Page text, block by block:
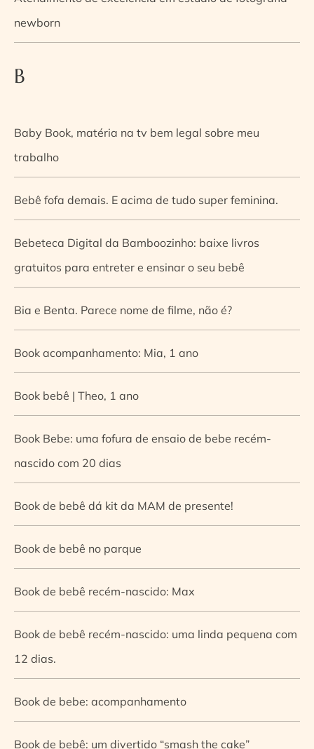
newborn
B
Baby Book, matéria na tv bem legal sobre meu
trabalho
Bebê fofa demais. E acima de tudo super feminina.
Bebeteca Digital da Bamboozinho: baixe livros
gratuitos para entreter e ensinar o seu bebê
Bia e Benta. Parece nome de filme, não é?
Book acompanhamento: Mia, 1 ano
Book bebê | Theo, 1 ano
Book Bebe: uma fofura de ensaio de bebe recém-
nascido com 20 dias
Book de bebê dá kit da MAM de presente!
Book de bebê no parque
Book de bebê recém-nascido: Max
Book de bebê recém-nascido: uma linda pequena com
12 dias.
Book de bebe: acompanhamento
Book de bebê: um divertido “smash the cake”